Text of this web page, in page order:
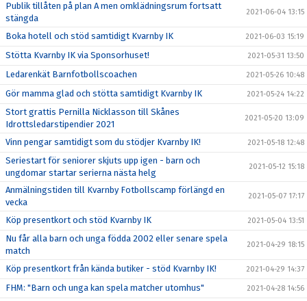
Publik tillåten på plan A men omklädningsrum fortsatt
stängda
2021-06-04 13:15
Boka hotell och stöd samtidigt Kvarnby IK 2021-06-03 15:19
Stötta Kvarnby IK via Sponsorhuset! 2021-05-31 13:50
Ledarenkät Barnfotbollscoachen 2021-05-26 10:48
Gör mamma glad och stötta samtidigt Kvarnby IK 2021-05-24 14:22
Stort grattis Pernilla Nicklasson till Skånes
Idrottsledarstipendier 2021
2021-05-20 13:09
Vinn pengar samtidigt som du stödjer Kvarnby IK! 2021-05-18 12:48
Seriestart för seniorer skjuts upp igen - barn och
ungdomar startar serierna nästa helg
2021-05-12 15:18
Anmälningstiden till Kvarnby Fotbollscamp förlängd en
vecka
2021-05-07 17:17
Köp presentkort och stöd Kvarnby IK 2021-05-04 13:51
Nu får alla barn och unga födda 2002 eller senare spela
match
2021-04-29 18:15
Köp presentkort från kända butiker - stöd Kvarnby IK! 2021-04-29 14:37
FHM: "Barn och unga kan spela matcher utomhus" 2021-04-28 14:56